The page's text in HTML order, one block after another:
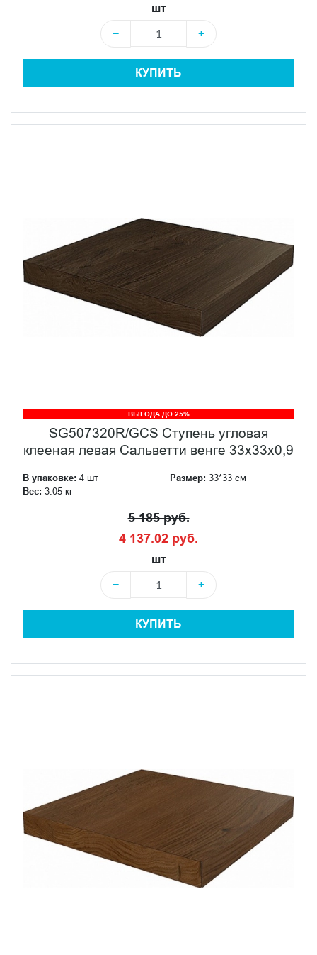
шт
−
+
КУПИТЬ
ВЫГОДА ДО 25%
SG507320R/GCS Ступень угловая
клееная левая Сальветти венге 33x33x0,9
В упаковке: 4 шт Размер: 33*33 см
Вес: 3.05 кг
5 185 руб.
4 137.02 руб.
шт
−
+
КУПИТЬ